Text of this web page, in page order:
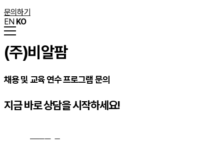
문의하기
EN KO
(주)비알팜
채용 및 교육 연수 프로그램 문의
지금 바로 상담을 시작하세요!